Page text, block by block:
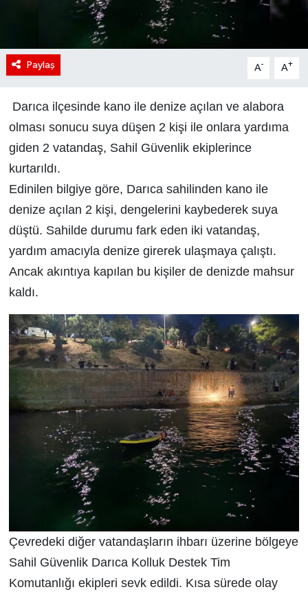
Paylaş A- A+
Darıca ilçesinde kano ile denize açılan ve alabora
olması sonucu suya düşen 2 kişi ile onlara yardıma
giden 2 vatandaş, Sahil Güvenlik ekiplerince
kurtarıldı.
Edinilen bilgiye göre, Darıca sahilinden kano ile
denize açılan 2 kişi, dengelerini kaybederek suya
düştü. Sahilde durumu fark eden iki vatandaş,
yardım amacıyla denize girerek ulaşmaya çalıştı.
Ancak akıntıya kapılan bu kişiler de denizde mahsur
kaldı.
Çevredeki diğer vatandaşların ihbarı üzerine bölgeye
Sahil Güvenlik Darıca Kolluk Destek Tim
Komutanlığı ekipleri sevk edildi. Kısa sürede olay